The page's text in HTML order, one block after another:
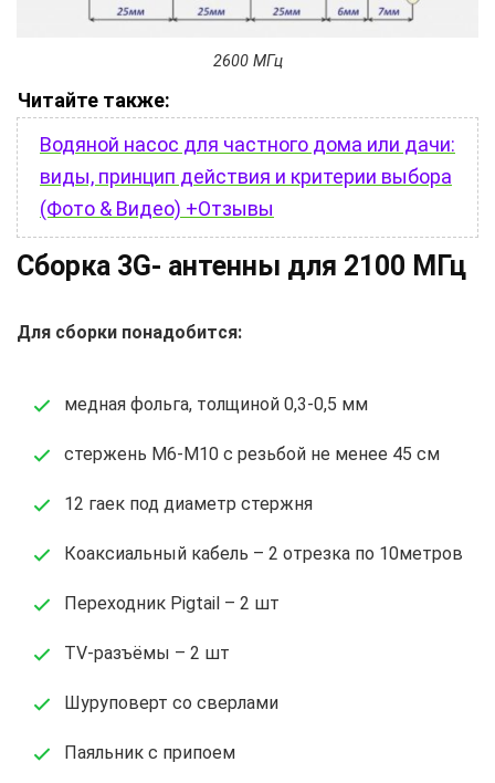
2600 МГц
Читайте также:
Водяной насос для частного дома или дачи:
виды, принцип действия и критерии выбора
(Фото & Видео) +Отзывы
Сборка 3G- антенны для 2100 МГц
Для сборки понадобится:
медная фольга, толщиной 0,3-0,5 мм
стержень М6-М10 с резьбой не менее 45 см
12 гаек под диаметр стержня
Коаксиальный кабель – 2 отрезка по 10метров
Переходник Pigtail – 2 шт
TV-разъёмы – 2 шт
Шуруповерт со сверлами
Паяльник с припоем